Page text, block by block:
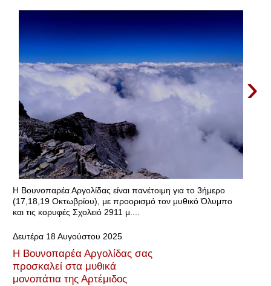
›
Η Βουνοπαρέα Αργολίδας είναι πανέτοιμη για το 3ήμερο
(17,18,19 Οκτωβρίου), με προορισμό τον μυθικό Όλυμπο
και τις κορυφές Σχολειό 2911 μ....
Δευτέρα 18 Αυγούστου 2025
Η Βουνοπαρέα Αργολίδας σας
προσκαλεί στα μυθικά
μονοπάτια της Αρτέμιδος